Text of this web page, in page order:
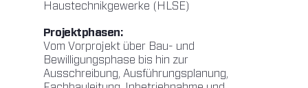
Haustechnikgewerke (HLSE)
Projektphasen:
Vom Vorprojekt über Bau- und
Bewilligungsphase bis hin zur
Ausschreibung, Ausführungsplanung,